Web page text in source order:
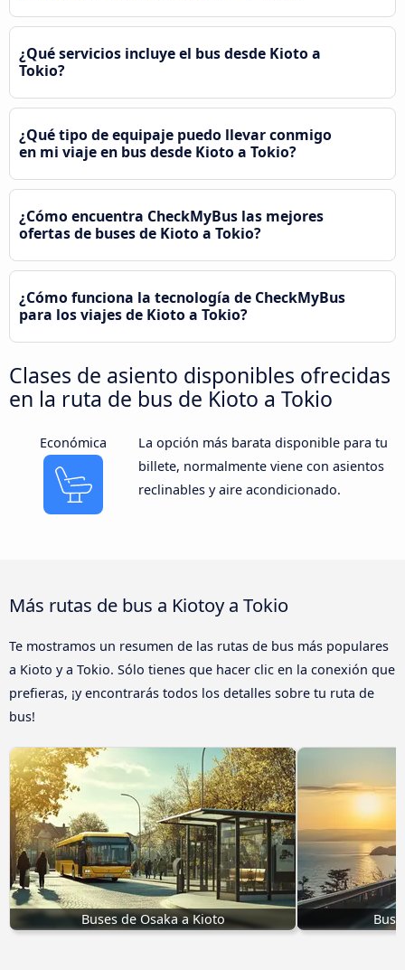
¿Qué servicios incluye el bus desde Kioto a
Tokio?
¿Qué tipo de equipaje puedo llevar conmigo
en mi viaje en bus desde Kioto a Tokio?
¿Cómo encuentra CheckMyBus las mejores
ofertas de buses de Kioto a Tokio?
¿Cómo funciona la tecnología de CheckMyBus
para los viajes de Kioto a Tokio?
Clases de asiento disponibles ofrecidas
en la ruta de bus de Kioto a Tokio
Económica
La opción más barata disponible para tu
billete, normalmente viene con asientos
reclinables y aire acondicionado.
Más rutas de bus a Kiotoy a Tokio
Te mostramos un resumen de las rutas de bus más populares
a Kioto y a Tokio. Sólo tienes que hacer clic en la conexión que
prefieras, ¡y encontrarás todos los detalles sobre tu ruta de
bus!
Buses de Osaka a Kioto Bus